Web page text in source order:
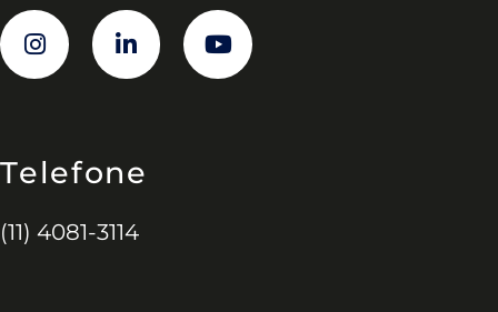
Telefone
(11) 4081-3114